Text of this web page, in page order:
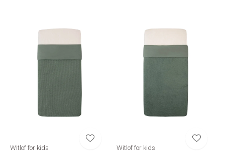
Witlof for kids Witlof for kids